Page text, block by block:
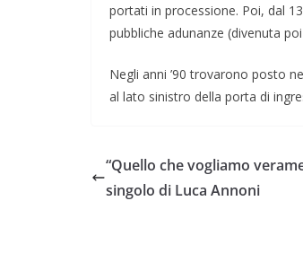
portati in processione. Poi, dal
pubbliche adunanze (divenuta
Negli anni ’90 trovarono posto
al lato sinistro della porta di
“Quello che vogliamo
singolo di Luca Annoni